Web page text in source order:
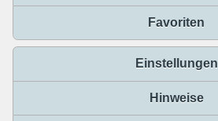
Favoriten
Einstellungen
Hinweise